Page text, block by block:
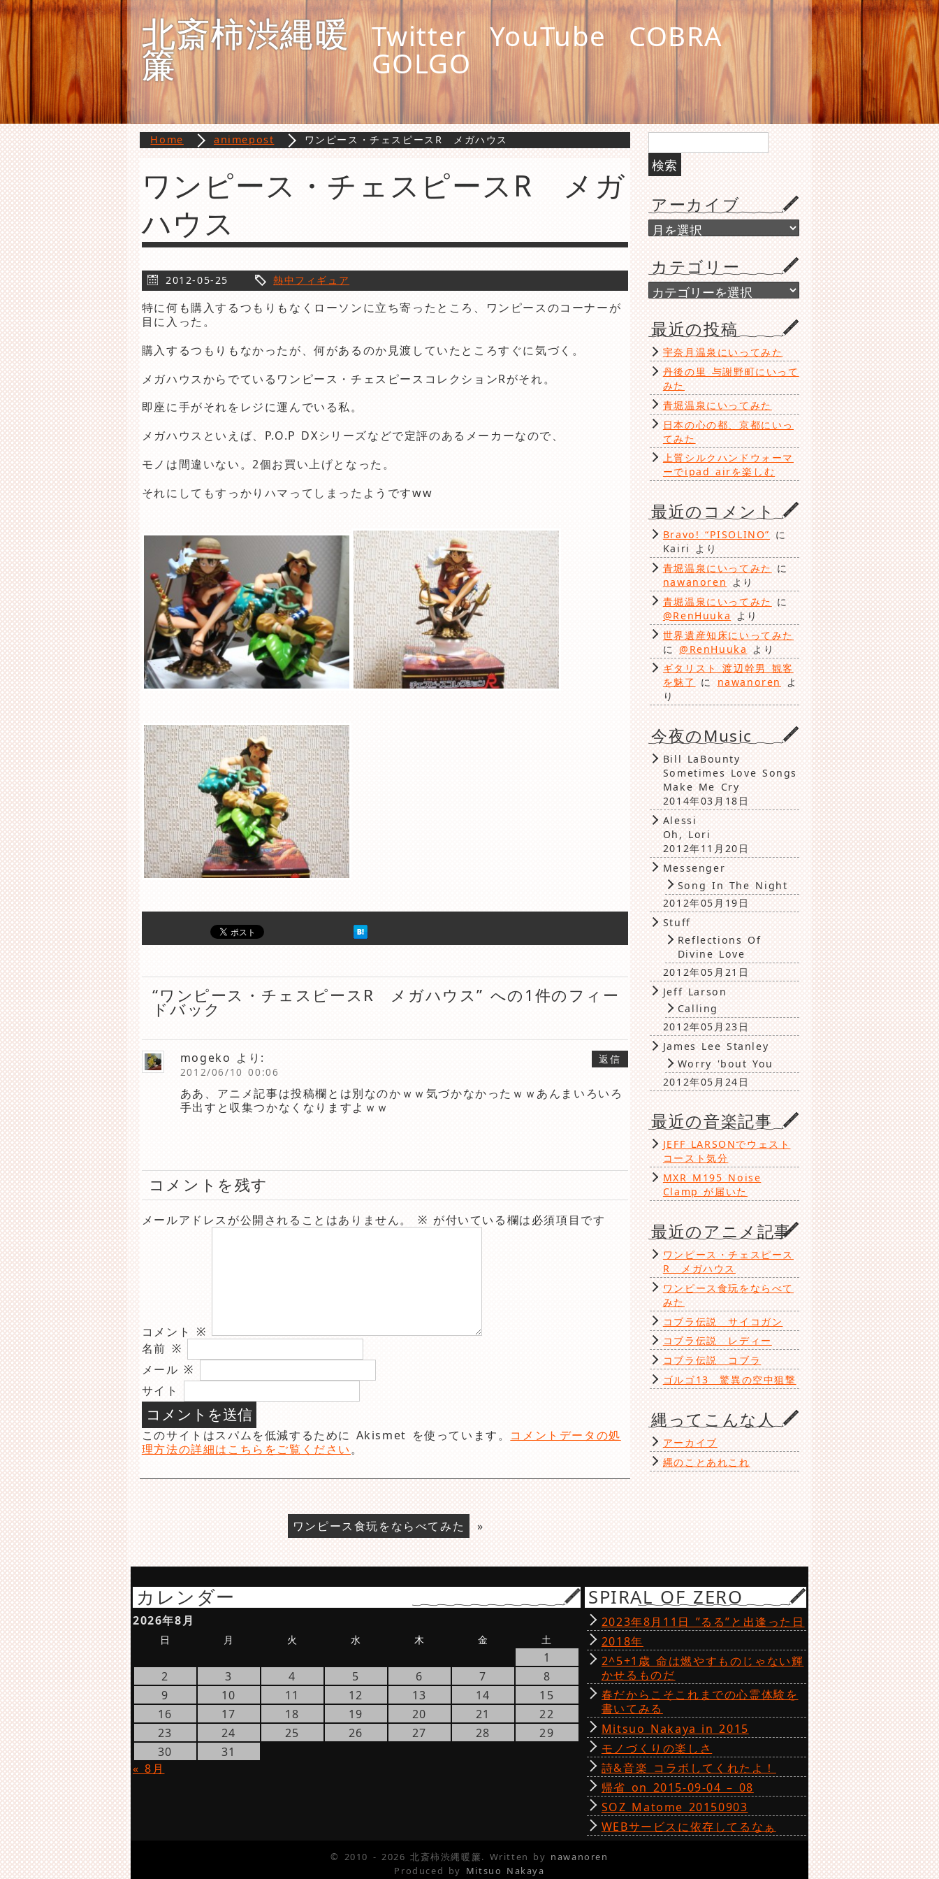
北斎柿渋縄暖
簾
Twitter YouTube COBRA
GOLGO
Home animepost ワンピース・チェスピースR メガハウス
ワンピース・チェスピースR メガ
ハウス
2012-05-25 熱中フィギュア
特に何も購入するつもりもなくローソンに立ち寄ったところ、ワンピースのコーナーが
目に入った。
購入するつもりもなかったが、何があるのか見渡していたところすぐに気づく。
メガハウスからでているワンピース・チェスピースコレクションRがそれ。
即座に手がそれをレジに運んでいる私。
メガハウスといえば、P.O.P DXシリーズなどで定評のあるメーカーなので、
モノは間違いない。2個お買い上げとなった。
それにしてもすっかりハマってしまったようですww
“ワンピース・チェスピースR メガハウス” への1件のフィー
ドバック
mogeko より:
2012/06/10 00:06
ああ、アニメ記事は投稿欄とは別なのかｗｗ気づかなかったｗｗあんまいろいろ
手出すと収集つかなくなりますよｗｗ
返信
コメントを残す
メールアドレスが公開されることはありません。 ※ が付いている欄は必須項目です
コメント ※
名前 ※
メール※
サイト
このサイトはスパムを低減するために Akismet を使っています。 コメントデータの処
理方法の詳細はこちらをご覧ください。
ワンピース食玩をならべてみた »
索:
アーカイブ
ア
ー
イ
ブ
カテゴリー
カ
テ
リ
ー
最近の投稿
宇奈月温泉にいってみた
丹後の里 与謝野町にいって
みた
青堀温泉にいってみた
日本の心の都、京都にいっ
てみた
上質シルクハンドウォーマ
ーでipad airを楽しむ
最近のコメント
Bravo! “PISOLINO” に
Kairi より
青堀温泉にいってみた に
nawanoren より
青堀温泉にいってみた に
@RenHuuka
より
世界遺産知床にいってみた
に@RenHuuka
より
ギタリスト 渡辺幹男 観客
を魅了
に nawanoren
よ
り
今夜のMusic
Bill LaBounty
Sometimes Love Songs
Make Me Cry
2014年03月18日
Alessi
Oh, Lori
2012年11月20日
Messenger
Song In The Night
2012年05月19日
Stuff
Reflections Of
Divine Love
2012年05月21日
Jeff Larson
Calling
2012年05月23日
James Lee Stanley
Worry 'bout You
2012年05月24日
最近の音楽記事
JEFF LARSONでウェスト
コースト気分
MXR M195 Noise
Clamp が届いた
最近のアニメ記事
ワンピース・チェスピース
R メガハウス
ワンピース食玩をならべて
みた
コブラ伝説 サイコガン
コブラ伝説 レディー
コブラ伝説 コブラ
ゴルゴ13 驚異の空中狙撃
縄ってこんな人
アーカイブ
縄のことあれこれ
カレンダー
2026年8月
日 月 火 水 木 金 土
1
2
3 4 5 6 7
8
9
10 11 12 13 14
15
16
17 18 19 20 21
22
23
24 25 26 27 28
29
30
31
« 8月
SPIRAL OF ZERO
2023年8月11日 ”るる”と出逢った日
2018年
2^5+1歳 命は燃やすものじゃない輝
かせるものだ
春だからこそこれまでの心霊体験を
書いてみる
Mitsuo Nakaya in 2015
モノづくりの楽しさ
詩&音楽 コラボしてくれたよ！
帰省 on 2015-09-04 – 08
SOZ Matome 20150903
WEBサービスに依存してるなぁ
© 2010 - 2026 北斎柿渋縄暖簾. Written by nawanoren
Produced by Mitsuo Nakaya